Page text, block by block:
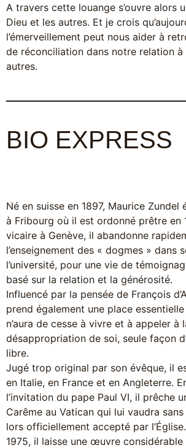
A travers cette louange s’ouvre alors
Dieu et les autres. Et je crois
l’émerveillement peut nous aider à
de réconciliation dans notre relation à
autres.
BIO EXPRESS
Né en suisse en 1897, Maurice
à Fribourg où il est ordonné prêtre en
vicaire à Genève, il abandonne
l’enseignement des « dogmes » dans
l’université, pour une vie de
basé sur la relation et la générosité.
Influencé par la pensée de François
prend également une place
n’aura de cesse à vivre et à appeler à
désappropriation de soi, seule façon
libre.
Jugé trop original par son évêque, il
en Italie, en France et en Angleterre.
l’invitation du pape Paul VI, il prêche
Carême au Vatican qui lui vaudra
lors officiellement accepté par
1975, il laisse une œuvre considérable